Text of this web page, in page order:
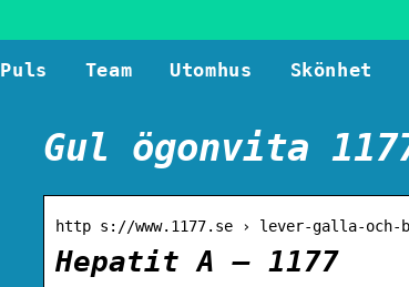
Puls Team Utomhus Skönhet
Gul ögonvita
http s://www.1177.se › lever-galla-och-
Hepatit A – 1177